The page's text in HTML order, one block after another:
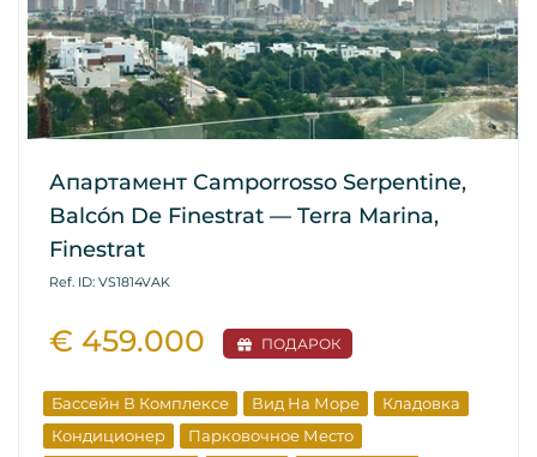
Апартамент Camporrosso Serpentine,
Balcón De Finestrat — Terra Marina,
Finestrat
Ref. ID: VS1814VAK
€ 459.000 ПОДАРОК
Бассейн В Комплексе Вид На Море
Кладовка
Кондиционер
Парковочное Место